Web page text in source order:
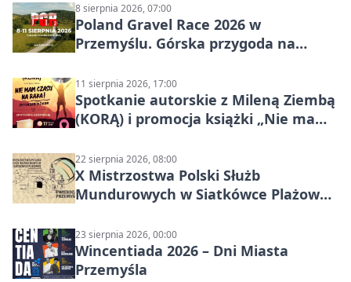
8 sierpnia 2026, 07:00
Poland Gravel Race 2026 w
Przemyślu. Górska przygoda na
11 sierpnia 2026, 17:00
Spotkanie autorskie z Mileną Ziembą
(KORĄ) i promocja książki „Nie mam
22 sierpnia 2026, 08:00
X Mistrzostwa Polski Służb
Mundurowych w Siatkówce Plażowej
23 sierpnia 2026, 00:00
Wincentiada 2026 – Dni Miasta
Przemyśla